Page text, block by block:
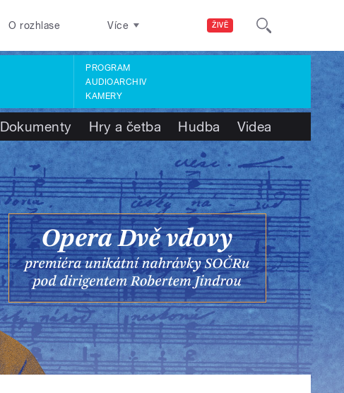
ŽIVĚ
O rozhlase Více
PROGRAM
AUDIOARCHIV
KAMERY
Dokumenty Hry a četba Hudba Videa